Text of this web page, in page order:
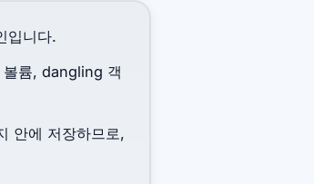
입니다.
볼륨, dangling 객
안에 저장하므로,